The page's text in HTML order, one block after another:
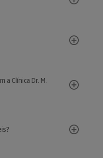
a Clínica Dr. M.